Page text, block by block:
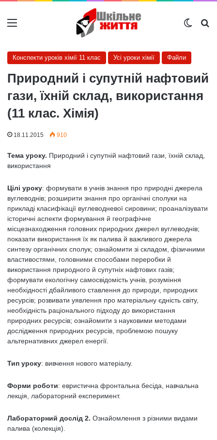
Меню
Конспекти уроків хімії 11 клас Усі уроки хімії Файли
Природний і супутній нафтовий
гази, їхній склад, використання
(11 клас. Хімія)
18.11.2015 910
Тема уроку. Природний і супутній нафтовий гази, їхній склад,
використання
Цілі уроку: формувати в учнів знання про природні джерела
вуглеводнів; розширити знання про органічні сполуки на
прикладі класифікації вуглеводневої сировини; проаналізувати
історичні аспекти формування й географічне
місцезнаходження головних природних джерел вуглеводнів;
показати використання їх як палива й важливого джерела
синтезу органічних сполук; ознайомити зі складом, фізичними
властивостями, головними способами переробки й
використання природного й супутніх нафтових газів;
формувати екологічну самосвідомість учнів, розуміння
необхідності дбайливого ставлення до природи, природних
ресурсів; розвивати уявлення про матеріальну єдність світу,
необхідність раціонального підходу до використання
природних ресурсів; ознайомити з науковими методами
дослідження природних ресурсів, проблемою пошуку
альтернативних джерел енергії.
Тип уроку: вивчення нового матеріалу.
Форми роботи: евристична фронтальна бесіда, навчальна
лекція, лабораторний експеримент.
Лабораторний дослід 2. Ознайомлення з різними видами
палива (колекція).